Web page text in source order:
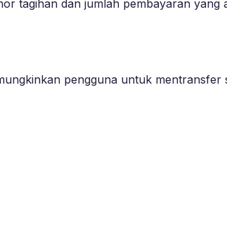
tagihan dan jumlah pembayaran yang
pengguna untuk